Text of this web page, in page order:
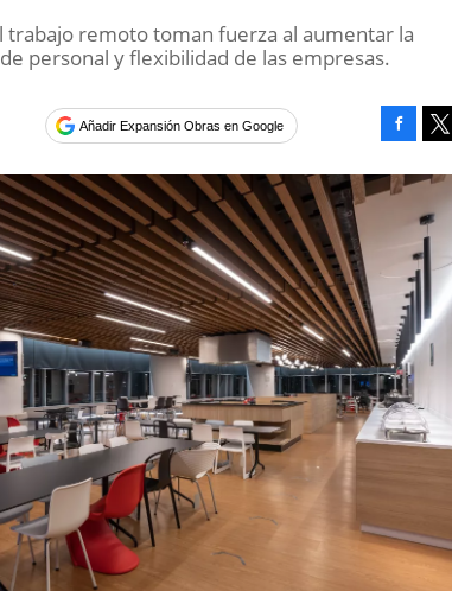
trabajo remoto toman fuerza al aumentar la
personal y flexibilidad de las empresas.
Añadir Expansión Obras en Google